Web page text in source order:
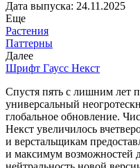
Дата выпуска: 24.11.2025
Еще
Растения
Паттерны
Далее
Шрифт Гаусс Некст
Спустя пять с лишним лет
универсальный
глобальное обновление.
Некст увеличилось
и верстальщикам
и максимум возможностей